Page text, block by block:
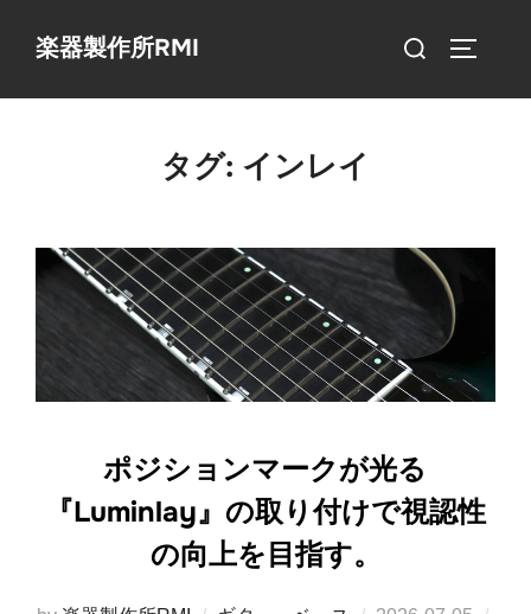
楽器製作所RMI
検
対
タグ: インレイ
ポジションマークが光る
『Luminlay』の取り付けで視認性
の向上を目指す。